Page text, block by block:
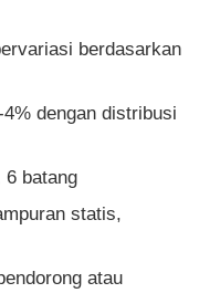
berdasarkan
4% dengan distribusi
6 batang
statis,
atau